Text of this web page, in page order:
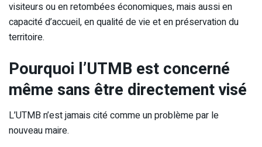
visiteurs ou en retombées économiques, mais aussi en
capacité d’accueil, en qualité de vie et en préservation du
territoire.
Pourquoi l’UTMB est concerné
même sans être directement visé
L’UTMB n’est jamais cité comme un problème par le
nouveau maire.